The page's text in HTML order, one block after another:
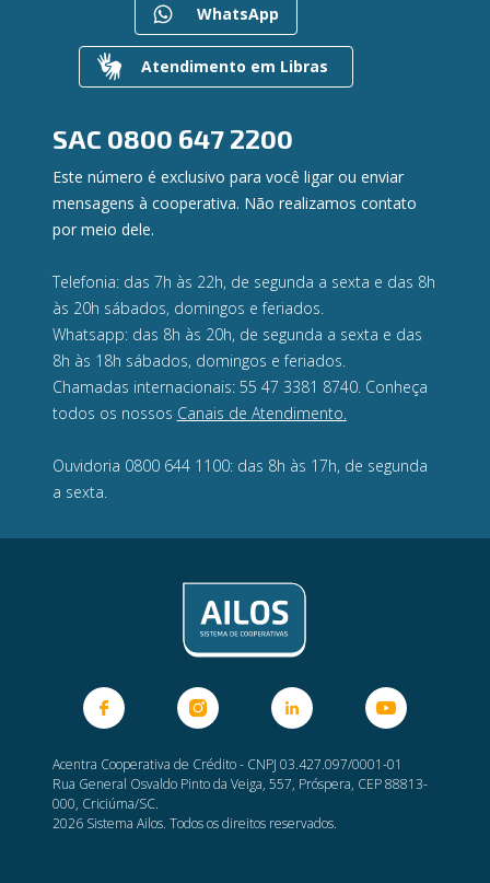
Valores a Receber
Contato
Canal de Ética
Ouvidoria
WhatsApp
Atendimento em Libras
SAC 0800 647 2200
Este número é exclusivo para você ligar ou enviar
mensagens à cooperativa. Não realizamos contato
por meio dele.
Telefonia: das 7h às 22h, de segunda a sexta e das 8h
às 20h sábados, domingos e feriados.
Whatsapp: das 8h às 20h, de segunda a sexta e das
8h às 18h sábados, domingos e feriados.
Chamadas internacionais: 55 47 3381 8740. Conheça
todos os nossos Canais de Atendimento.
Ouvidoria 0800 644 1100: das 8h às 17h, de segunda
a sexta.
Acentra Cooperativa de Crédito - CNPJ 03.427.097/0001-01
Rua General Osvaldo Pinto da Veiga, 557, Próspera, CEP 88813-
000, Criciúma/SC.
2026 Sistema Ailos. Todos os direitos reservados.